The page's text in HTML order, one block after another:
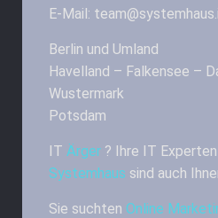
E-Mail:
Berlin und Umland
Havelland – Falkensee –
Wustermark
Potsdam
IT Ärger ? Ihre IT
Systemhaus sind auch
Sie suchten Online